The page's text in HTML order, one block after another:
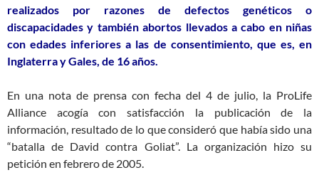
realizados por razones de defectos genéticos o
discapacidades y también abortos llevados a cabo en niñas
con edades inferiores a las de consentimiento, que es, en
Inglaterra y Gales, de 16 años.
En una nota de prensa con fecha del 4 de julio, la ProLife
Alliance acogía con satisfacción la publicación de la
información, resultado de lo que consideró que había sido una
“batalla de David contra Goliat”. La organización hizo su
petición en febrero de 2005.